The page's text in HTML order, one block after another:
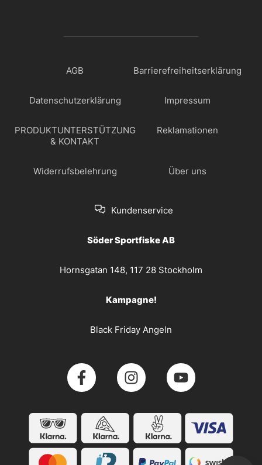
AGB Barrierefreiheitserklärung
Datenschutzerklärung Impressum
PRODUKTUNTERSTÜTZUNG
& KONTAKT
Reklamationen
Widerrufsbelehrung Über uns
Kundenservice
Söder Sportfiske AB
Hornsgatan 148, 117 28 Stockholm
Kampagne!
Black Friday Angeln